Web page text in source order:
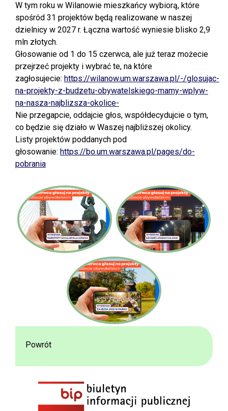
W tym roku w Wilanowie mieszkańcy wybiorą, które
spośród 31 projektów będą realizowane w naszej
dzielnicy w 2027 r. Łączna wartość wyniesie blisko 2,9
mln złotych.
Głosowanie od 1 do 15 czerwca, ale już teraz możecie
przejrzeć projekty i wybrać te, na które
zagłosujecie: https://wilanow.um.warszawa.pl/-/glosujac-
na-projekty-z-budzetu-obywatelskiego-mamy-wplyw-
na-nasza-najblizsza-okolice-
Nie przegapcie, oddajcie głos, współdecydujcie o tym,
co będzie się działo w Waszej najbliższej okolicy.
Listy projektów poddanych pod
głosowanie: https://bo.um.warszawa.pl/pages/do-
pobrania
Powrót